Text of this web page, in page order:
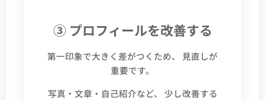
③ プロフィールを改善する
第一印象で大きく差がつくため、 見直しが
重要です。
写真・文章・自己紹介など、 少し改善する